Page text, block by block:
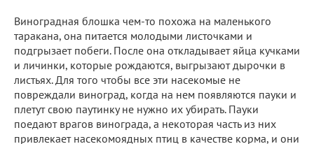
Виноградная блошка чем-то похожа на маленького
таракана, она питается молодыми листочками и
подгрызает побеги. После она откладывает яйца кучками
и личинки, которые рождаются, выгрызают дырочки в
листьях. Для того чтобы все эти насекомые не
повреждали виноград, когда на нем появляются пауки и
плетут свою паутинку не нужно их убирать. Пауки
поедают врагов винограда, а некоторая часть из них
привлекает насекомоядных птиц в качестве корма, и они